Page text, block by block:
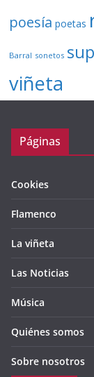
poesía poetas
Barral sonetos
viñeta
Páginas
Cookies
Flamenco
La viñeta
Las Noticias
Música
Quiénes somos
Sobre nosotros